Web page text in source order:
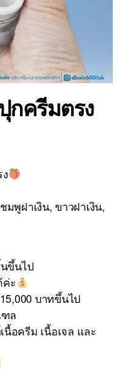
กครีมตรง
มพูฝาเงิน, ขาวฝาเงิน,
ขึ้นไป
ะ
บาทขึ้นไป
ฑล
อครีม เนื้อเจล และ